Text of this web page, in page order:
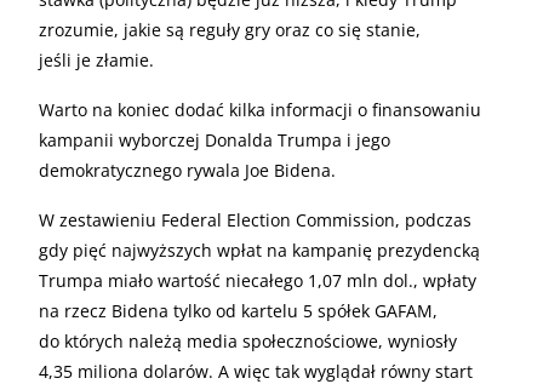
zrozumie, jakie są reguły gry oraz co się stanie,
jeśli je złamie.
Warto na koniec dodać kilka informacji o finansowaniu
kampanii wyborczej Donalda Trumpa i jego
demokratycznego rywala Joe Bidena.
W zestawieniu Federal Election Commission, podczas
gdy pięć najwyższych wpłat na kampanię prezydencką
Trumpa miało wartość niecałego 1,07 mln dol., wpłaty
na rzecz Bidena tylko od kartelu 5 spółek GAFAM,
do których należą media społecznościowe, wyniosły
4,35 miliona dolarów. A więc tak wyglądał równy start